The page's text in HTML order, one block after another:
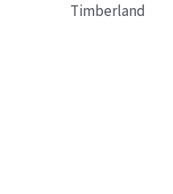
Timberland